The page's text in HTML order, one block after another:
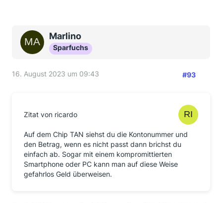
Marlino
Sparfuchs
16. August 2023 um 09:43 #93
Zitat von ricardo
Auf dem Chip TAN siehst du die Kontonummer und
den Betrag, wenn es nicht passt dann brichst du
einfach ab. Sogar mit einem kompromittierten
Smartphone oder PC kann man auf diese Weise
gefahrlos Geld überweisen.